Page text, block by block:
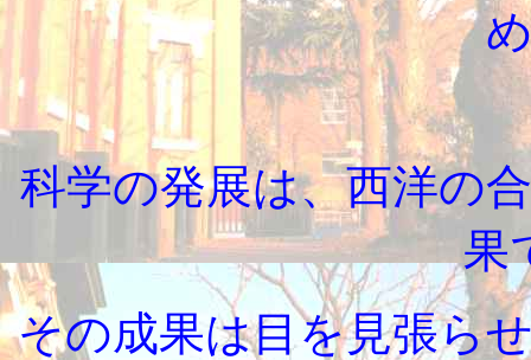
科学の発展は、西洋の
果
その成果は目を見張ら